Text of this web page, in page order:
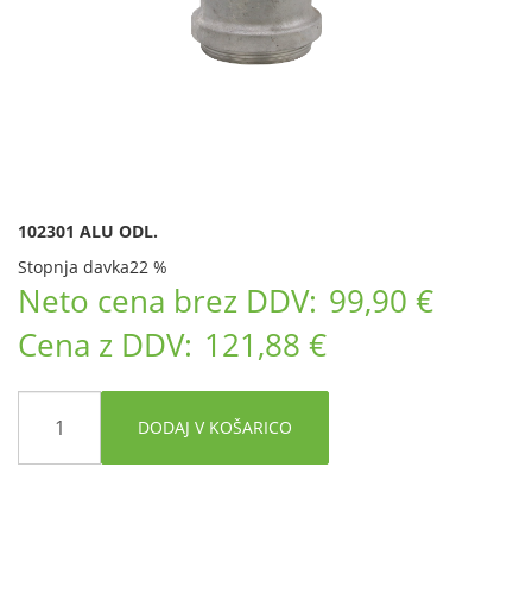
102301 ALU ODL.
Stopnja davka22 %
Neto cena brez DDV: 99,90 €
Cena z DDV: 121,88 €
DODAJ V KOŠARICO